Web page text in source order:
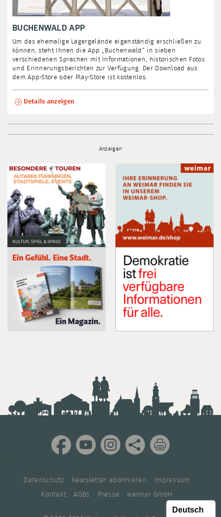
BUCHENWALD APP
Um das ehemalige Lagergelände eigenständig erschließen zu
können, steht Ihnen die App „Buchenwald“ in sieben
verschiedenen Sprachen mit Informationen, historischen Fotos
und Erinnerungsberichten zur Verfügung. Der Download aus
dem App-Store oder Play-Store ist kostenlos.
Details anzeigen
Anzeigen
Datenschutz Newsletter abonnieren Impressum
Kontakt AGBs Presse weimar GmbH